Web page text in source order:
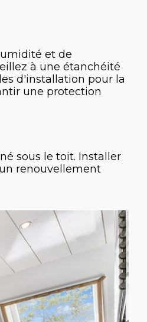
et de
à une étanchéité
d'installation pour la
une protection
sous le toit. Installer
renouvellement